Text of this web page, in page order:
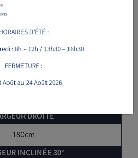
240kg
160 x 100 x 62
180cm